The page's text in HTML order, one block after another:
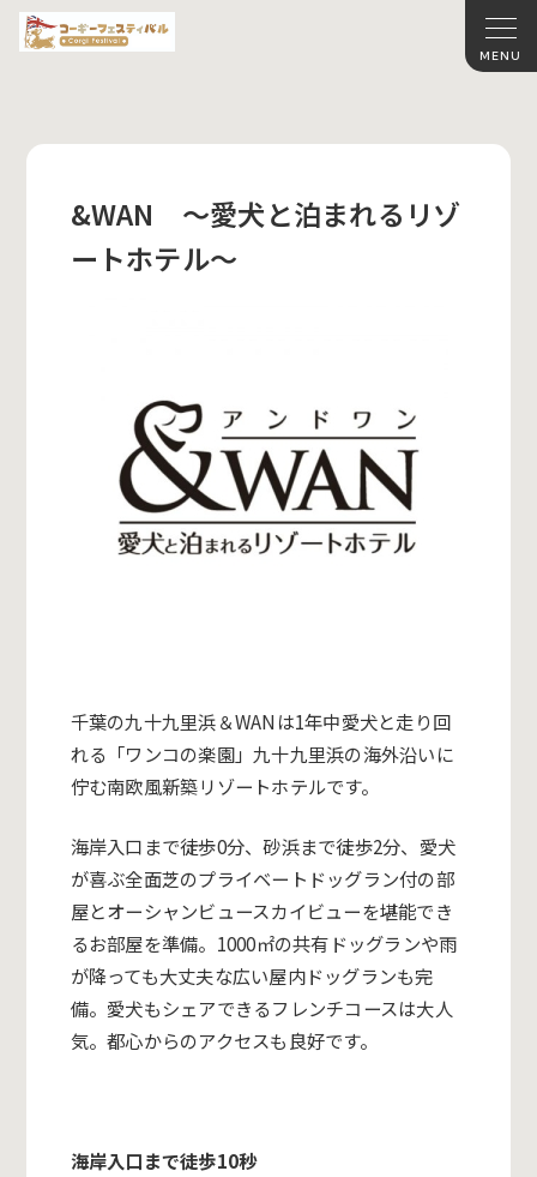
&WAN ～愛犬と泊まれるリゾ
ートホテル～
千葉の九十九里浜＆WANは1年中愛犬と走り回
れる「ワンコの楽園」九十九里浜の海外沿いに
佇む南欧風新築リゾートホテルです。
海岸入口まで徒歩0分、砂浜まで徒歩2分、愛犬
が喜ぶ全面芝のプライベートドッグラン付の部
屋とオーシャンビュースカイビューを堪能でき
るお部屋を準備。1000㎡の共有ドッグランや雨
が降っても大丈夫な広い屋内ドッグランも完
備。愛犬もシェアできるフレンチコースは大人
気。都心からのアクセスも良好です。
海岸入口まで徒歩10秒